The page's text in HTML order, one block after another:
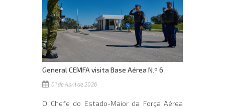
General CEMFA visita Base Aérea N.º 6
01 de Abril de 2026
O Chefe do Estado-Maior da Força Aérea